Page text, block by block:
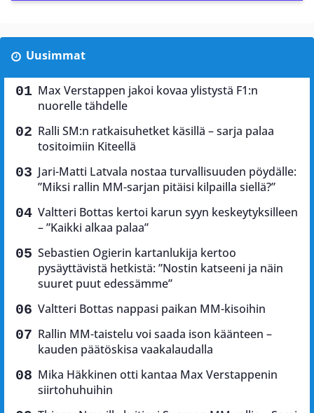
Uusimmat
Max Verstappen jakoi kovaa ylistystä F1:n
nuorelle tähdelle
Ralli SM:n ratkaisuhetket käsillä – sarja palaa
tositoimiin Kiteellä
Jari-Matti Latvala nostaa turvallisuuden pöydälle:
”Miksi rallin MM-sarjan pitäisi kilpailla siellä?”
Valtteri Bottas kertoi karun syyn keskeytyksilleen
– ”Kaikki alkaa palaa”
Sebastien Ogierin kartanlukija kertoo
pysäyttävistä hetkistä: ”Nostin katseeni ja näin
suuret puut edessämme”
Valtteri Bottas nappasi paikan MM-kisoihin
Rallin MM-taistelu voi saada ison käänteen –
kauden päätöskisa vaakalaudalla
Mika Häkkinen otti kantaa Max Verstappenin
siirtohuhuihin